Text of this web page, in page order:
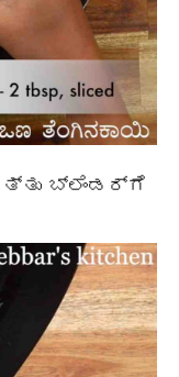
ಬ್ಲೆಂಡರ್ಗೆ